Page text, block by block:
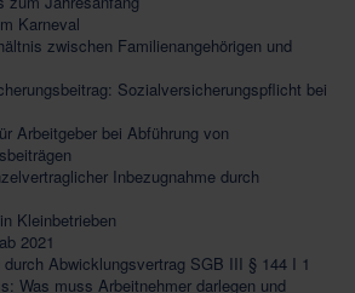
Karneval
zwischen Familienangehörigen und
Sozialversicherungspflicht bei
Arbeitgeber bei Abführung von
Inbezugnahme durch
Kleinbetrieben
2021
Abwicklungsvertrag SGB III § 144 I 1
Was muss Arbeitnehmer darlegen und